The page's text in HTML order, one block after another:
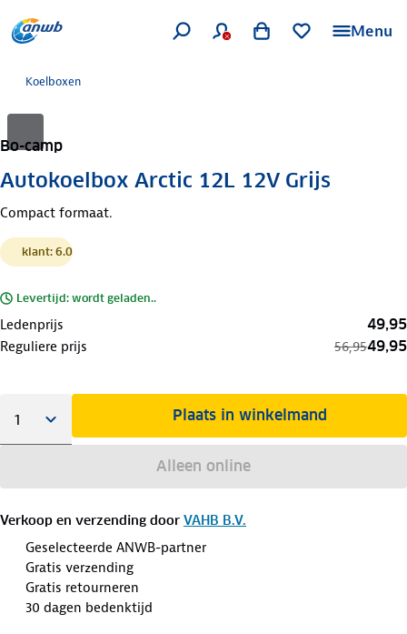
Menu
Koelboxen
Bo-camp
Autokoelbox Arctic 12L 12V Grijs
Compact formaat.
klant: 6.0
Levertijd: wordt geladen..
Ledenprijs 49,95
Reguliere prijs 56,9549,95
Plaats in winkelmand
Alleen online
Verkoop en verzending door VAHB B.V.
Geselecteerde ANWB-partner
Gratis verzending
Gratis retourneren
30 dagen bedenktijd